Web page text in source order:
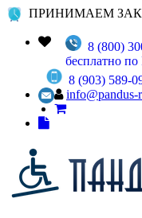
ПРИНИМАЕМ
8 (800)
бесплатно по
8 (903) 589-
info@pandus-